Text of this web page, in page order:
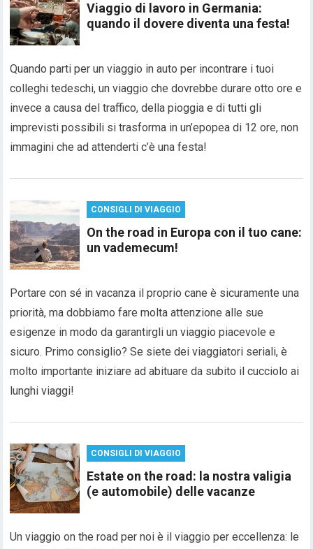
Viaggio di lavoro in Germania:
quando il dovere diventa una festa!
Quando parti per un viaggio in auto per incontrare i tuoi
colleghi tedeschi, un viaggio che dovrebbe durare otto ore e
invece a causa del traffico, della pioggia e di tutti gli
imprevisti possibili si trasforma in un’epopea di 12 ore, non
immagini che ad attenderti c’è una festa!
CONSIGLI DI VIAGGIO
On the road in Europa con il tuo cane:
un vademecum!
Portare con sé in vacanza il proprio cane è sicuramente una
priorità, ma dobbiamo fare molta attenzione alle sue
esigenze in modo da garantirgli un viaggio piacevole e
sicuro. Primo consiglio? Se siete dei viaggiatori seriali, è
molto importante iniziare ad abituare da subito il cucciolo ai
lunghi viaggi!
CONSIGLI DI VIAGGIO
Estate on the road: la nostra valigia
(e automobile) delle vacanze
Un viaggio on the road per noi è il viaggio per eccellenza: le